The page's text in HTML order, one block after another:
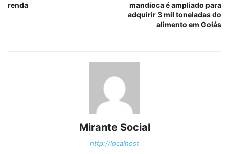
renda
mandioca é ampliado para
adquirir 3 mil toneladas do
alimento em Goiás
Mirante Social
http://localhost